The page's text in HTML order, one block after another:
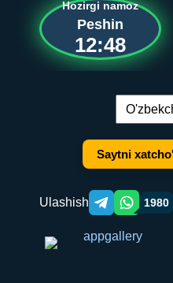
Hozirgi namoz
Peshin
12:48
Tilni
Saytni
Ulashish Telegram orqali
WhatsApp
1980